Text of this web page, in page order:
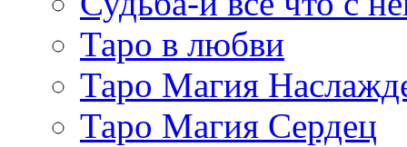
Таро в любви
Таро Магия
Таро Магия Сердец